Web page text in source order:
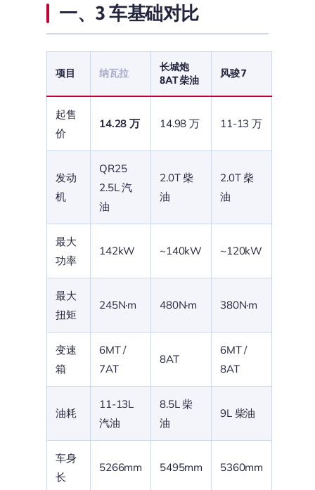
一、3 车基础对比
项目 纳瓦拉
长城炮
8AT 柴油
风骏 7
起售
价
14.28 万 14.98 万 11-13 万
发动
机
QR25
2.5L 汽
油
2.0T 柴
油
2.0T 柴
油
最大
功率
142kW ~140kW ~120kW
最大
扭矩
245N·m 480N·m 380N·m
变速
箱
6MT /
7AT
8AT
6MT /
8AT
油耗
11-13L
汽油
8.5L 柴
油
9L 柴油
车身
长
5266mm 5495mm 5360mm